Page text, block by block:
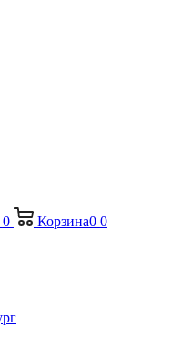
0 Корзина0 0